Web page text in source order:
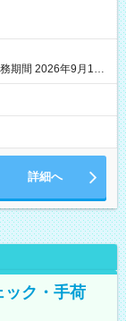
期間 2026年9月16
ル勤務できる方優遇
勤務スタートも可
詳細へ
ック・手荷